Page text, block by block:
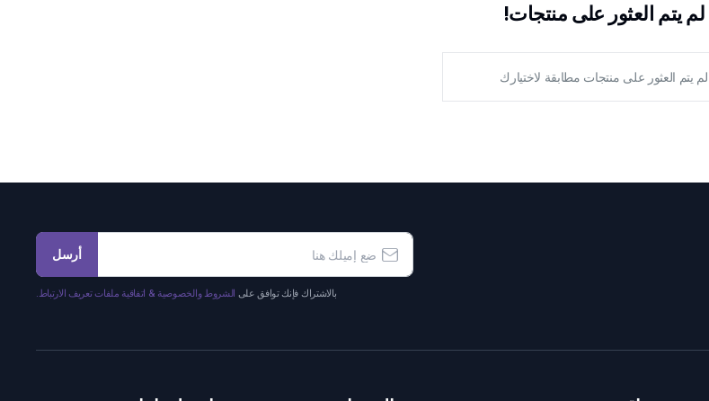
لم يتم العثور على منتجات!
لم يتم العثور على منتجات مطابقة لاختيارك
أرسل
بالاشتراك فإنك توافق على الشروط والخصوصية & اتفاقية ملفات تعريف الارتباط.